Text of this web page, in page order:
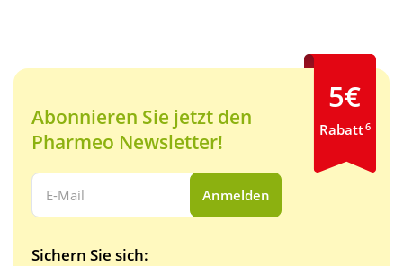
Abonnieren Sie jetzt den
Pharmeo Newsletter!
Ihre E-Mail Adresse:
Anmelden
Sichern Sie sich:
5€
Rabatt6